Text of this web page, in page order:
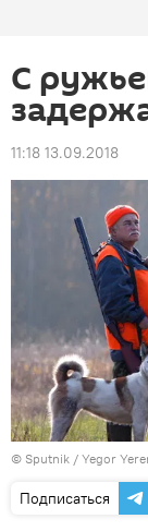
С
11:18 13.09.2018
© Sputnik / Yegor
Подписаться